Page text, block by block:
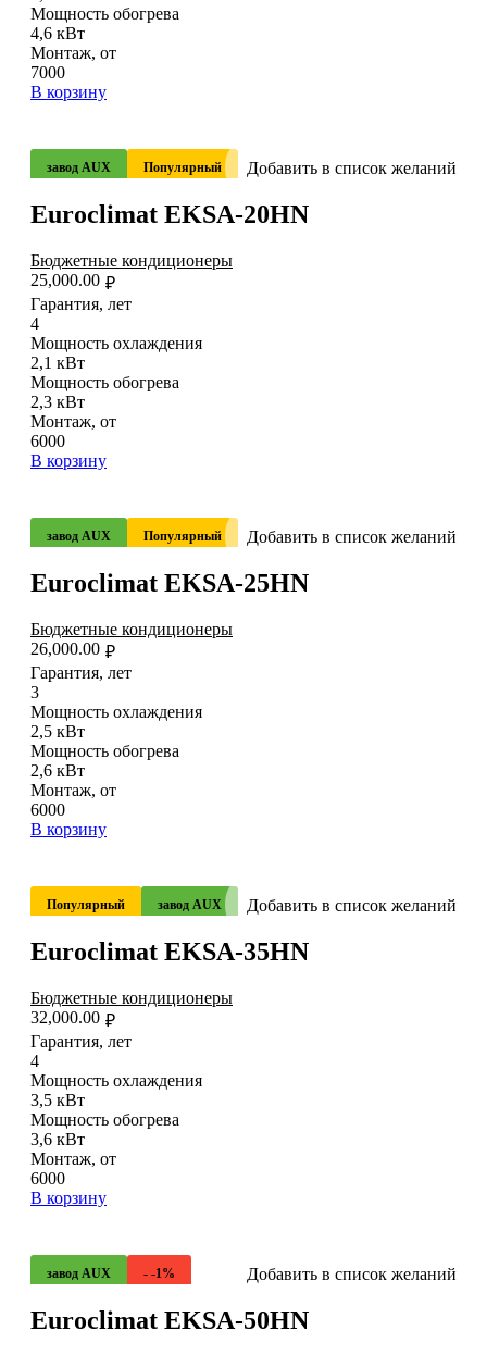
Мощность обогрева
4,6 кВт
Монтаж, от
7000
В корзину
завод AUX Популярный Добавить в список желаний
Euroclimat EKSA-20HN
Бюджетные кондиционеры
₽
25,000.00
Гарантия, лет
4
Мощность охлаждения
2,1 кВт
Мощность обогрева
2,3 кВт
Монтаж, от
6000
В корзину
завод AUX Популярный Добавить в список желаний
Euroclimat EKSA-25HN
Бюджетные кондиционеры
₽
26,000.00
Гарантия, лет
3
Мощность охлаждения
2,5 кВт
Мощность обогрева
2,6 кВт
Монтаж, от
6000
В корзину
Популярный завод AUX Добавить в список желаний
Euroclimat EKSA-35HN
Бюджетные кондиционеры
₽
32,000.00
Гарантия, лет
4
Мощность охлаждения
3,5 кВт
Мощность обогрева
3,6 кВт
Монтаж, от
6000
В корзину
завод AUX - -1% Добавить в список желаний
Euroclimat EKSA-50HN